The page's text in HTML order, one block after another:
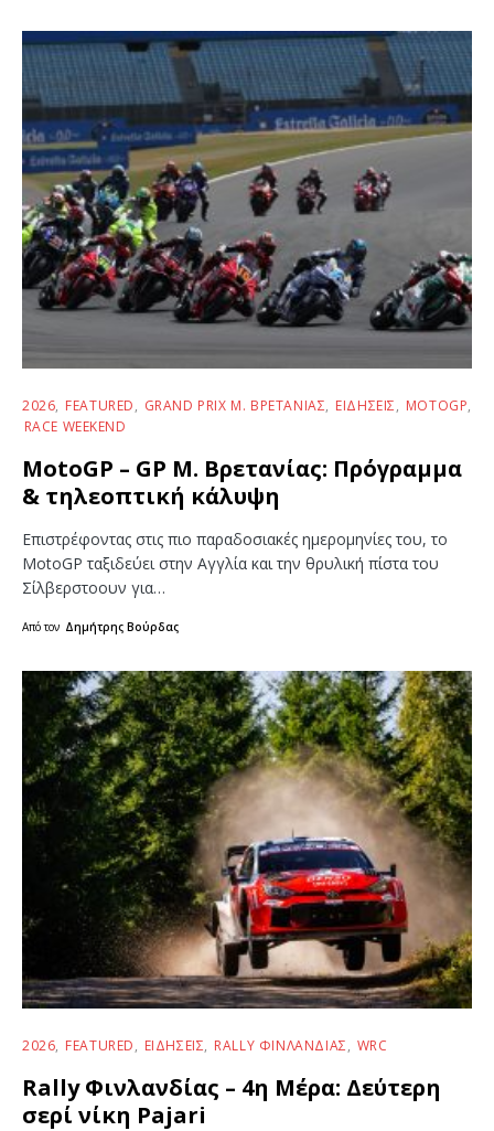
2026 FEATURED GRAND PRIX Μ. ΒΡΕΤΑΝΊΑΣ ΕΙΔΉΣΕΙΣ
MOTOGP
RACE WEEKEND
MotoGP – GP Μ. Βρετανίας: Πρόγραμμα
& τηλεοπτική κάλυψη
Επιστρέφοντας στις πιο παραδοσιακές ημερομηνίες του, το
MotoGP ταξιδεύει στην Αγγλία και την θρυλική πίστα του
Σίλβερστοουν για…
Από τον Δημήτρης Βούρδας
2026 FEATURED ΕΙΔΉΣΕΙΣ RALLY ΦΙΝΛΑΝΔΊΑΣ WRC
Rally Φινλανδίας – 4η Μέρα: Δεύτερη
σερί νίκη Pajari